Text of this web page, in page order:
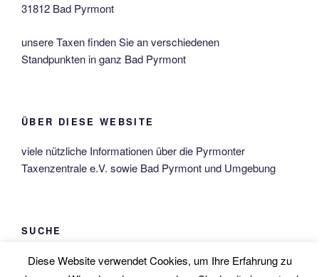
31812 Bad Pyrmont
unsere Taxen finden Sie an verschiedenen
Standpunkten in ganz Bad Pyrmont
ÜBER DIESE WEBSITE
viele nützliche Informationen über die Pyrmonter
Taxenzentrale e.V. sowie Bad Pyrmont und Umgebung
SUCHE
Suche
Diese Website verwendet Cookies, um Ihre Erfahrung zu